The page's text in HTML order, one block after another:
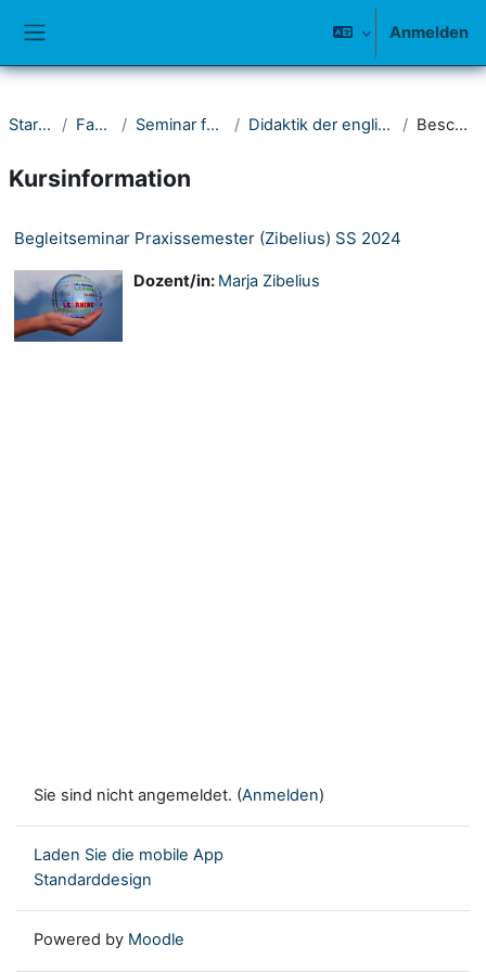
Anmelden
Startseite Fakultät I Seminar für Anglistik Didaktik der englischen Sprache Beschreibung
Kursinformation
Begleitseminar Praxissemester (Zibelius) SS 2024
Dozent/in: Marja Zibelius
Sie sind nicht angemeldet. (Anmelden)
Laden Sie die mobile App
Standarddesign
Powered by Moodle